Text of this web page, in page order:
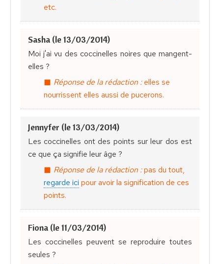
etc.
Sasha (le 13/03/2014)
Moi j'ai vu des coccinelles noires que mangent-
elles ?
Réponse de la rédaction :elles se
nourrissent elles aussi de pucerons.
Jennyfer (le 13/03/2014)
Les coccinelles ont des points sur leur dos est
ce que ça signifie leur âge ?
Réponse de la rédaction :pas du tout,
regarde ici pour avoir la signification de ces
points.
Fiona (le 11/03/2014)
Les coccinelles peuvent se reproduire toutes
seules ?